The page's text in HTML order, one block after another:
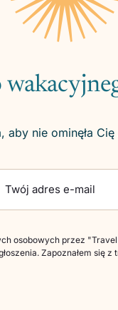
aby nie ominęła
Twój adres e-mail
osobowych przez
Zapoznałem się